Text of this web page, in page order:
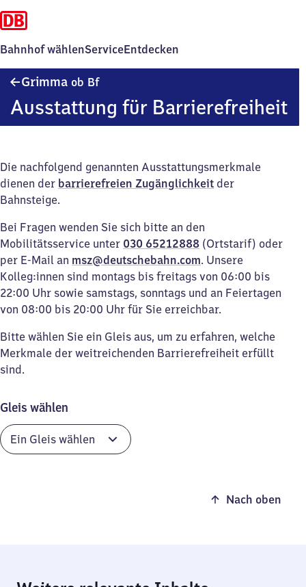
Bahnhof wählenServiceEntdecken
Grimma ob BfGrimma
Bahnhof
Ausstattung für Barrierefreiheit
Die nachfolgend genannten Ausstattungsmerkmale
dienen der barrierefreien Zugänglichkeit der
Bahnsteige.
Bei Fragen wenden Sie sich bitte an den
Mobilitätsservice unter 030 65212888 (Ortstarif) oder
per E-Mail an msz@deutschebahn.com. Unsere
Kolleg:innen sind montags bis freitags von 06:00 bis
22:00 Uhr sowie samstags, sonntags und an Feiertagen
von 08:00 bis 20:00 Uhr für Sie erreichbar.
Bitte wählen Sie ein Gleis aus, um zu erfahren, welche
Merkmale der weitreichenden Barrierefreiheit erfüllt
sind.
Gleis wählen
Nach oben